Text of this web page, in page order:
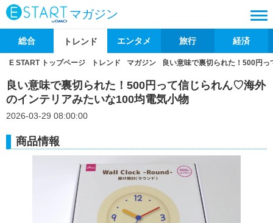
マガジン
総合 トレンド エンタメ 旅行 経済
E START トップページ トレンド マガジン 良い意味で裏切られた！500円
良い意味で裏切られた！500円って信じられん♡海外
のインテリアみたいな100均電気小物
2026-03-29 08:00:00
商品情報